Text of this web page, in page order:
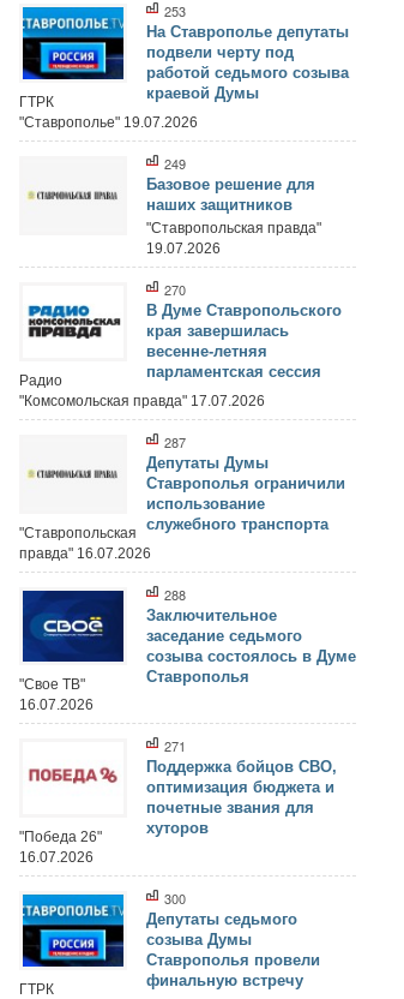
253
На Ставрополье депутаты
подвели черту под
работой седьмого созыва
краевой Думы
ГТРК
"Ставрополье" 19.07.2026
249
Базовое решение для
наших защитников
"Ставропольская правда"
19.07.2026
270
В Думе Ставропольского
края завершилась
весенне-летняя
парламентская сессия
Радио
"Комсомольская правда" 17.07.2026
287
Депутаты Думы
Ставрополья ограничили
использование
служебного транспорта
"Ставропольская
правда" 16.07.2026
288
Заключительное
заседание седьмого
созыва состоялось в Думе
Ставрополья
"Свое ТВ"
16.07.2026
271
Поддержка бойцов СВО,
оптимизация бюджета и
почетные звания для
хуторов
"Победа 26"
16.07.2026
300
Депутаты седьмого
созыва Думы
Ставрополья провели
финальную встречу
ГТРК